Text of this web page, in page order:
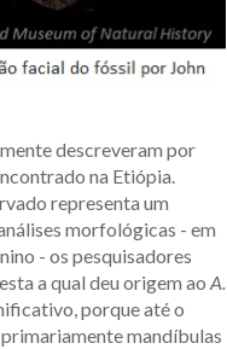
descreveram por
na Etiópia.
representa um
morfológicas - em
- os pesquisadores
a qual deu origem ao A.
porque até o
mandíbulas